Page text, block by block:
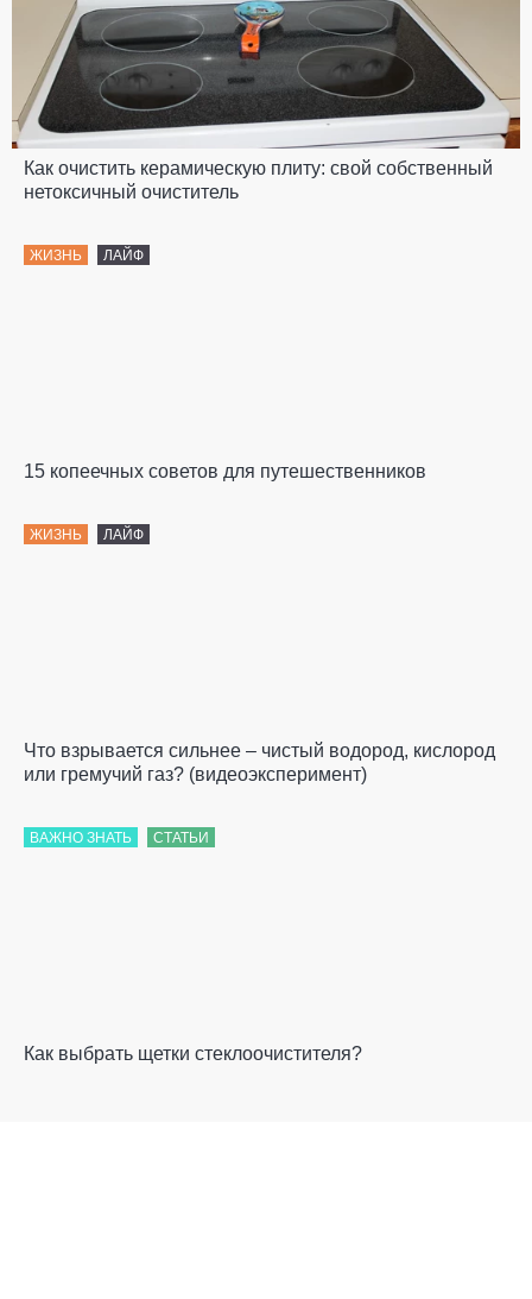
Как очистить керамическую плиту: свой собственный
нетоксичный очиститель
ЖИЗНЬ ЛАЙФ
15 копеечных советов для путешественников
ЖИЗНЬ ЛАЙФ
Что взрывается сильнее – чистый водород, кислород
или гремучий газ? (видеоэксперимент)
ВАЖНО ЗНАТЬ СТАТЬИ
Как выбрать щетки стеклоочистителя?